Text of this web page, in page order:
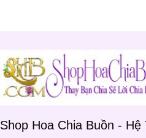
Shop Hoa Chia Buồn -